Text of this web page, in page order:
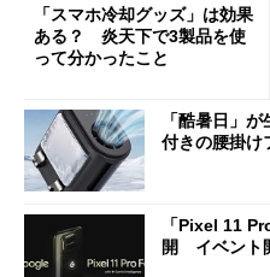
「スマホ冷却グッズ」は効果
ある？ 炎天下で3製品を使
って分かったこと
「酷暑日」
付きの腰掛け
「Pixel 11
開 イベント